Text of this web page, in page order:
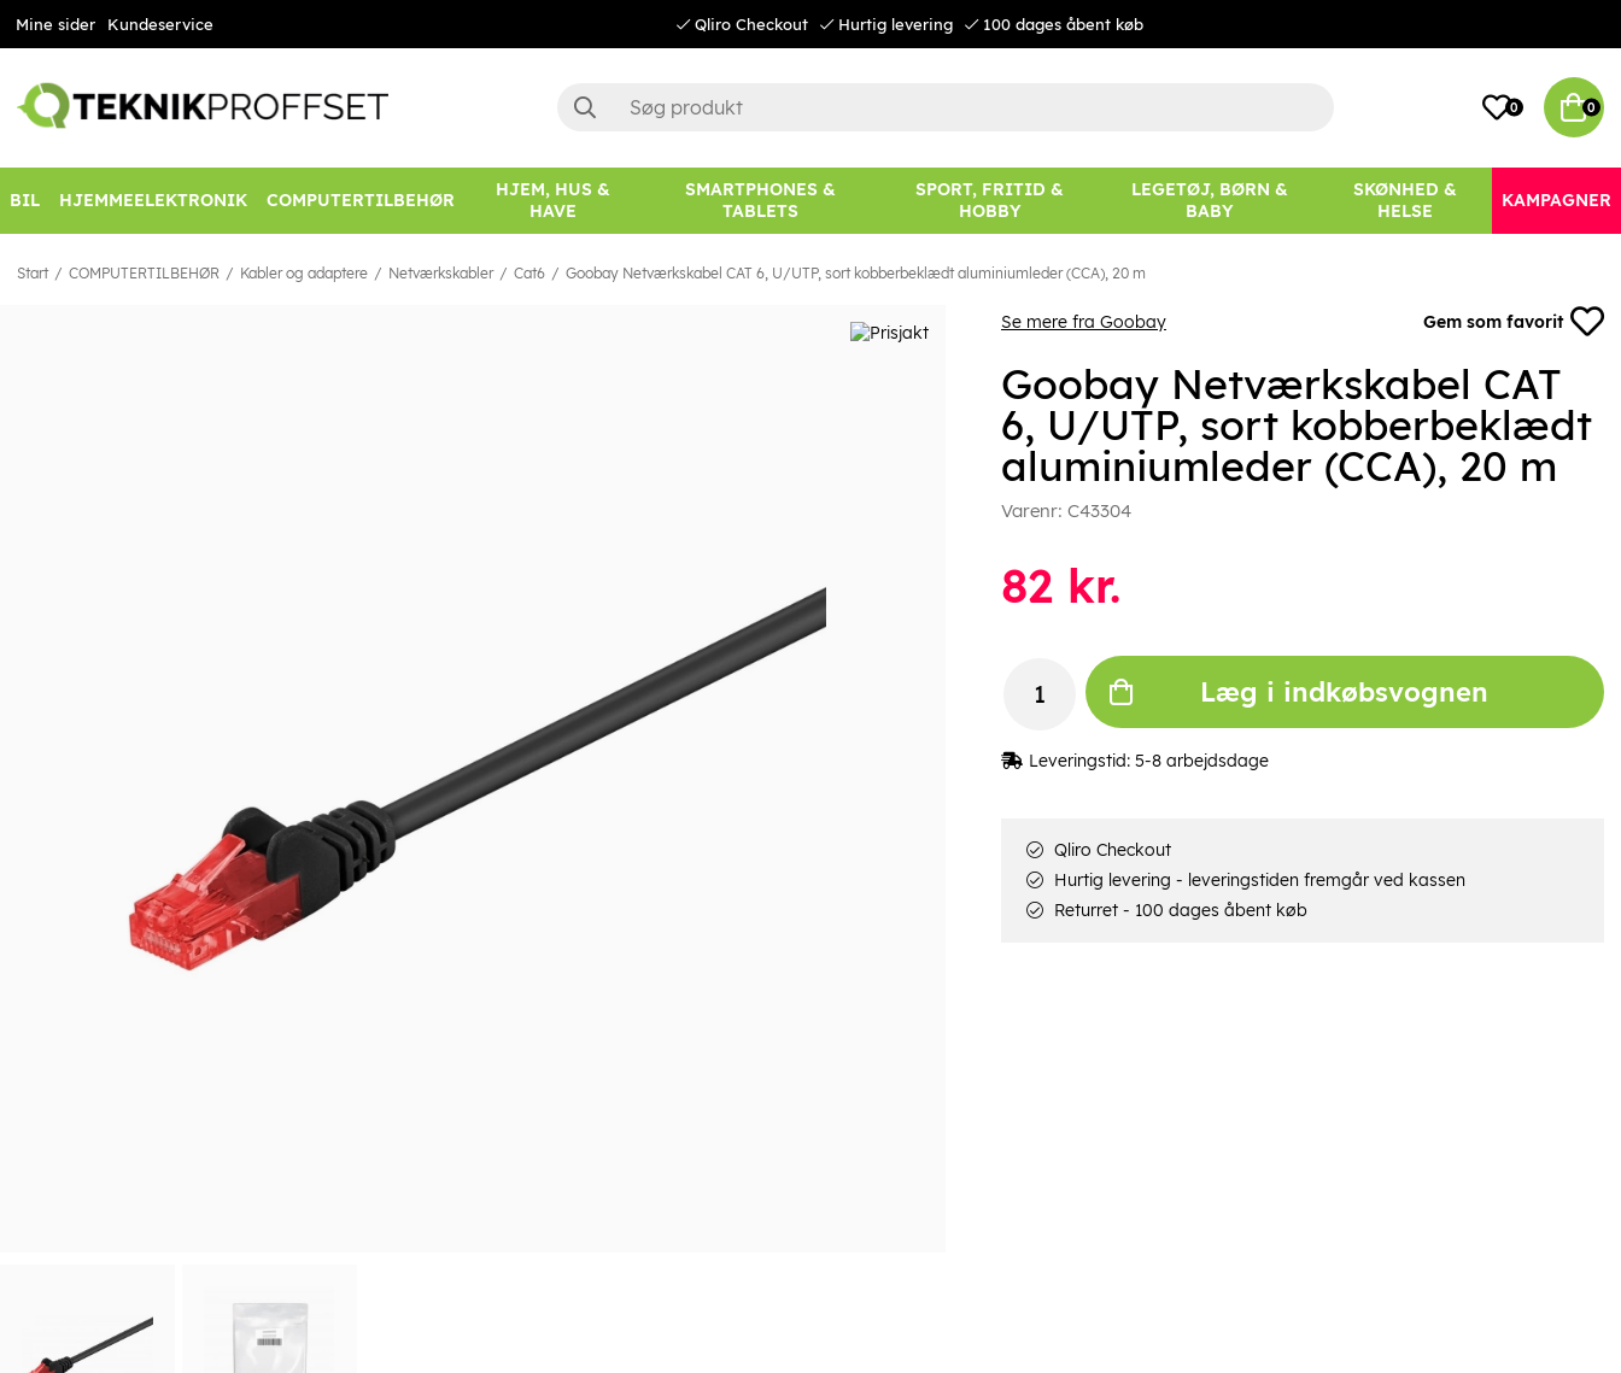
Mine sider Kundeservice Qliro Checkout Hurtig levering 100 dages åbent køb
0 0
BIL HJEMMEELEKTRONIK COMPUTERTILBEHØR
HJEM, HUS &
HAVE
SMARTPHONES &
TABLETS
SPORT, FRITID &
HOBBY
LEGETØJ, BØRN &
BABY
SKØNHED &
HELSE
KAMPAGNER
Start COMPUTERTILBEHØR Kabler og adaptere Netværkskabler Cat6 Goobay Netværkskabel CAT 6, U/UTP, sort kobberbeklædt aluminiumleder (CCA), 20 m
Se mere fra Goobay Gem som favorit
Goobay Netværkskabel CAT
6, U/UTP, sort kobberbeklædt
aluminiumleder (CCA), 20 m
Varenr: C43304
82kr.
Læg i indkøbsvognen
Leveringstid: 5-8 arbejdsdage
Qliro Checkout
Hurtig levering - leveringstiden fremgår ved kassen
Returret - 100 dages åbent køb